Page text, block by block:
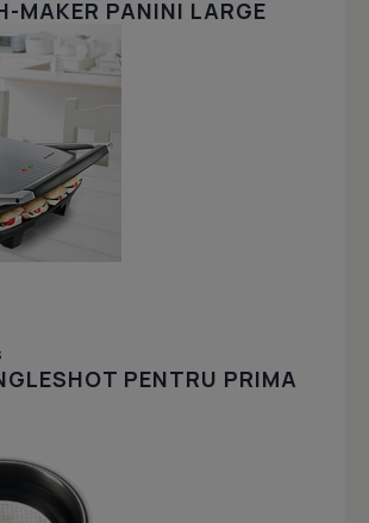
MAKER PANINI LARGE
PENTRU PRIMA